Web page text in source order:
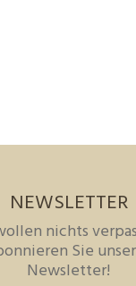
NEWSLETTER
nichts
Sie
Newsletter!